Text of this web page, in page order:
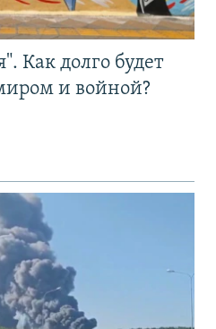
Как долго будет
и войной?